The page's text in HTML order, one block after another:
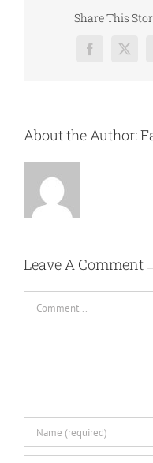
Share This
Facebook
X
About the Author:
Leave A Comment